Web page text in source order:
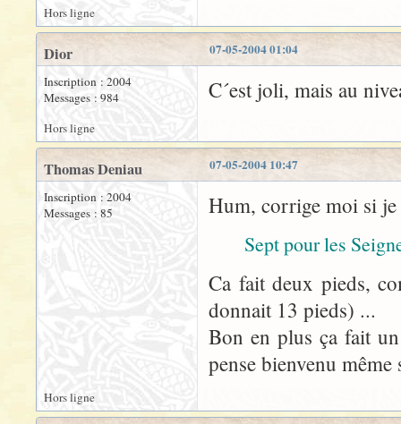
Hors ligne
07-05-2004 01:04
Dior
Inscription : 2004
Messages : 984
C´est joli, mais au
Hors ligne
07-05-2004 10:47
Thomas Deniau
Inscription : 2004
Messages : 85
Hum, corrige moi si je
Sept pour les
Ca fait deux pieds,
donnait 13 pieds) ...
Bon en plus ça fait
pense bienvenu
Hors ligne